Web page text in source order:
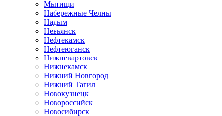
Мытищи
Набережные Челны
Надым
Невьянск
Нефтекамск
Нефтеюганск
Нижневартовск
Нижнекамск
Нижний Новгород
Нижний Тагил
Новокузнецк
Новороссийск
Новосибирск